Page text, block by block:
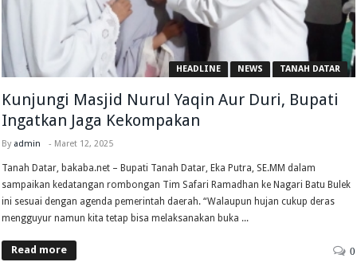
HEADLINE NEWS TANAH DATAR
Kunjungi Masjid Nurul Yaqin Aur Duri, Bupati
Ingatkan Jaga Kekompakan
By admin - Maret 12, 2025
Tanah Datar, bakaba.net – Bupati Tanah Datar, Eka Putra, SE.MM dalam
sampaikan kedatangan rombongan Tim Safari Ramadhan ke Nagari Batu Bulek
ini sesuai dengan agenda pemerintah daerah. “Walaupun hujan cukup deras
mengguyur namun kita tetap bisa melaksanakan buka ...
Read more 0